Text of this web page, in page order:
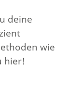
deine
wie
hier!